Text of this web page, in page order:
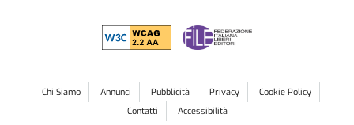
Chi Siamo Annunci Pubblicità Privacy
Cookie Policy
Contatti
Accessibilità